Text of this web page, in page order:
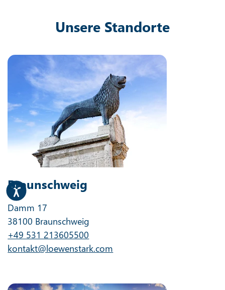
Unsere Standorte
Braunschweig
Damm 17
38100 Braunschweig
+49 531 213605500
kontakt@loewenstark.com